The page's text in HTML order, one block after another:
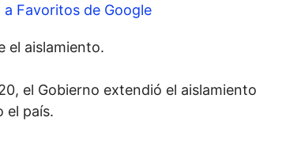
Favoritos de Google
el aislamiento.
el Gobierno extendió el aislamiento
el país.